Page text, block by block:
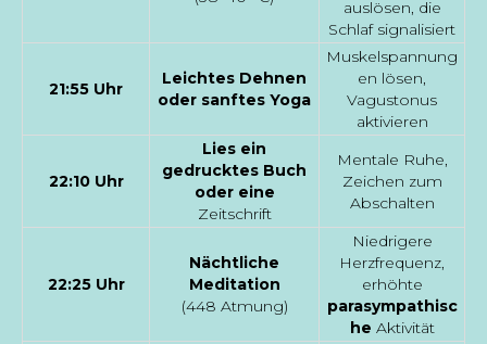
auslösen, die
Schlaf signalisiert
21:55 Uhr
Leichtes Dehnen
oder sanftes Yoga
Muskelspannung
en lösen,
Vagustonus
aktivieren
22:10 Uhr
Lies ein
gedrucktes Buch
oder eine
Zeitschrift
Mentale Ruhe,
Zeichen zum
Abschalten
22:25 Uhr
Nächtliche
Meditation
(448 Atmung)
Niedrigere
Herzfrequenz,
erhöhte
parasympathisc
he Aktivität